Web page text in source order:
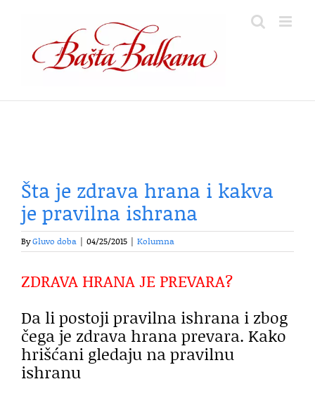
content
Šta je zdrava hrana i kakva
je pravilna ishrana
ByGluvo doba 04/25/2015 Kolumna
ZDRAVA HRANA JE PREVARA?
Da li postoji pravilna ishrana i zbog
čega je zdrava hrana prevara. Kako
hrišćani gledaju na pravilnu
ishranu